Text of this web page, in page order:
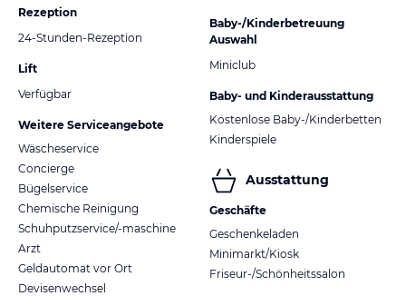
Rezeption
24-Stunden-Rezeption
Lift
Verfügbar
Weitere Serviceangebote
Wäscheservice
Concierge
Bügelservice
Chemische Reinigung
Schuhputzservice/-maschine
Arzt
Geldautomat vor Ort
Devisenwechsel
Baby-/Kinderbetreuung
Auswahl
Miniclub
Baby- und Kinderausstattung
Kostenlose Baby-/Kinderbetten
Kinderspiele
Ausstattung
Geschäfte
Geschenkeladen
Minimarkt/Kiosk
Friseur-/Schönheitssalon